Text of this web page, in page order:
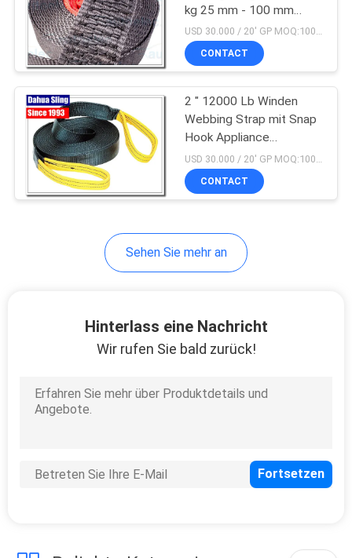
kg 25 mm - 100 mm
Breite
USD 30.000 / 20' GP MOQ:1000 Stück
CONTACT
2 " 12000 Lb Winden
Webbing Strap mit Snap
Hook Appliance
Bewegung Strips
USD 30.000 / 20' GP MOQ:1000 Stück
CONTACT
Sehen Sie mehr an
Hinterlass eine Nachricht
Wir rufen Sie bald zurück!